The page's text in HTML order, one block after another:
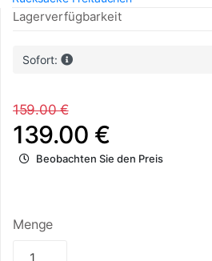
Lagerverfügbarkeit
Sofort:
159.00 €
139.00 €
Beobachten Sie den Preis
Menge